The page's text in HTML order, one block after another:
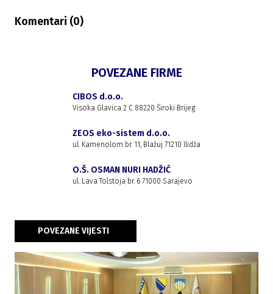
Komentari (0)
POVEZANE FIRME
CIBOS d.o.o.
Visoka Glavica 2 C 88220 Široki Brijeg
ZEOS eko-sistem d.o.o.
ul. Kamenolom br. 11, Blažuj 71210 Ilidža
O.Š. OSMAN NURI HADŽIĆ
ul. Lava Tolstoja br. 6 71000 Sarajevo
POVEZANE VIJESTI